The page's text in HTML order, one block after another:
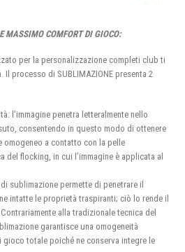
MASSIMO COMFORT DI GIOCO:
per la personalizzazione completi club ti
processo di SUBLIMAZIONE presenta 2
l’immagine penetra letteralmente nello
consentendo in questo modo di ottenere
a contatto con la pelle
del flocking, in cui l’immagine è applicata al
sublimazione permette di penetrare il
intatte le proprietà traspiranti; ciò lo rende il
alla tradizionale tecnica del
garantisce una omogeneità
totale poiché ne conserva integre le